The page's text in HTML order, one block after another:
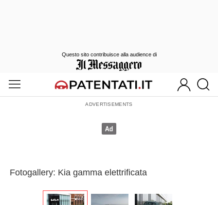
Fotogallery: Kia gamma elettrificata
Questo sito contribuisce alla audience di